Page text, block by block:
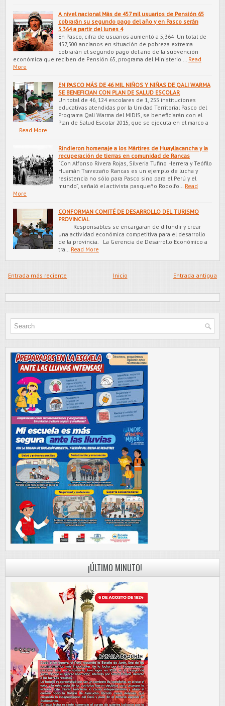
A nivel nacional Más de 457 mil usuarios de Pensión 65
cobrarán su segundo pago del año y en Pasco serán
5,364 a partir del lunes 4
En Pasco, cifra de usuarios aumentó a 5,364 Un total de
457,500 ancianos en situación de pobreza extrema
cobrarán el segundo pago del año de la subvención
económica que reciben de Pensión 65, programa del Ministerio …
Read
More
EN PASCO MÁS DE 46 MIL NIÑOS Y NIÑAS DE QALI WARMA
SE BENEFICIAN CON PLAN DE SALUD ESCOLAR
Un total de 46, 124 escolares de 1, 255 instituciones
educativas atendidas p​or la Unidad Territorial Pasco del
Programa Qali Warma del MIDIS, se beneficiarán con el
Plan de Salud Escolar 2015, que se ejecuta en el marco a
Read More
Rindieron homenaje a los Mártires de Huayllacancha y la
recuperación de tierras en comunidad de Rancas
“Con Alfonso Rivera Rojas, Silveria Tufino Herrera y Teófilo
Huamán Travezaño Rancas es un ejemplo de lucha y
resistencia no sólo para Pasco sino para el Perú y el
mundo”, señaló el activista pasqueño Rodolfo…
Read
More
CONFORMAN COMITÉ DE DESARROLLO DEL TURISMO
PROVINCIAL
· Responsables se encargaran de difundir y crear
una actividad económica competitiva para el desarrollo
de la provincia. La Gerencia de Desarrollo Económico a
tra…
Read More
Entrada más reciente Entrada antigua
Inicio
¡ÚLTIMO MINUTO!